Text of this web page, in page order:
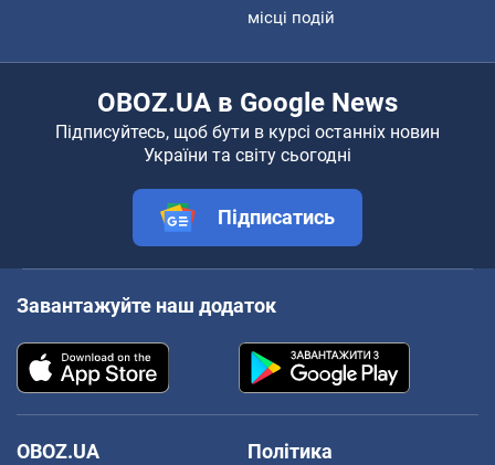
місці подій
OBOZ.UA в Google News
Підписуйтесь, щоб бути в курсі останніх новин
України та світу сьогодні
Підписатись
Завантажуйте наш додаток
OBOZ.UA
Політика